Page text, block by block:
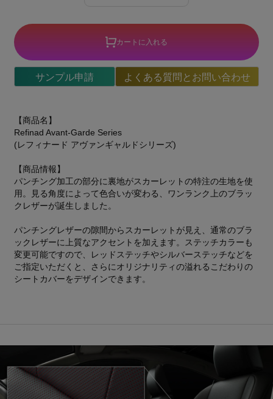
カートに入れる
サンプル申請 よくある質問とお問い合わせ
【商品名】
Refinad Avant-Garde Series
(レフィナード アヴァンギャルドシリーズ)
【商品情報】
パンチング加工の部分に裏地がスカーレットの特注の生地を使
用。見る角度によって色合いが変わる、ワンランク上のブラッ
クレザーが誕生しました。
パンチングレザーの隙間からスカーレットが見え、通常のブラ
ックレザーに上質なアクセントを加えます。ステッチカラーも
変更可能ですので、レッドステッチやシルバーステッチなどを
ご指定いただくと、さらにオリジナリティの溢れるこだわりの
シートカバーをデザインできます。